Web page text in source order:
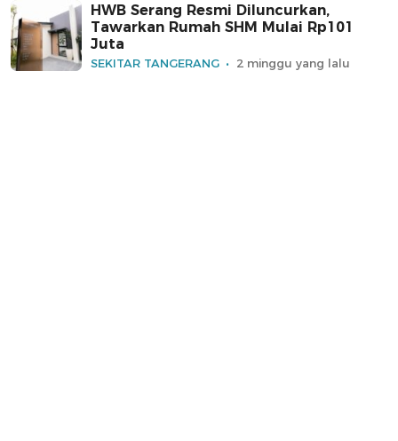
HWB Serang Resmi Diluncurkan,
Tawarkan Rumah SHM Mulai Rp101
Juta
SEKITAR TANGERANG 2 minggu yang lalu